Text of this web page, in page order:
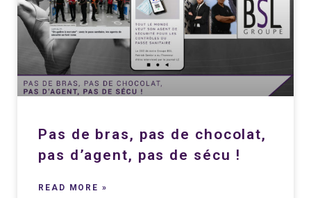
Pas de bras, pas de chocolat,
pas d’agent, pas de sécu !
READ MORE »